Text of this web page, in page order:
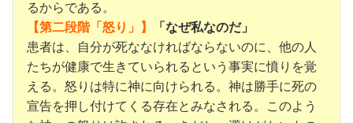
るからである。
【第二段階「怒り」】
「なぜ私なのだ」
患者は、自分が死ななければならないのに、他の人
たちが健康で生きていられるという事実に憤りを覚
える。怒りは特に神に向けられる。神は勝手に死の
宣告を押し付けてくる存在とみなされる。このよう